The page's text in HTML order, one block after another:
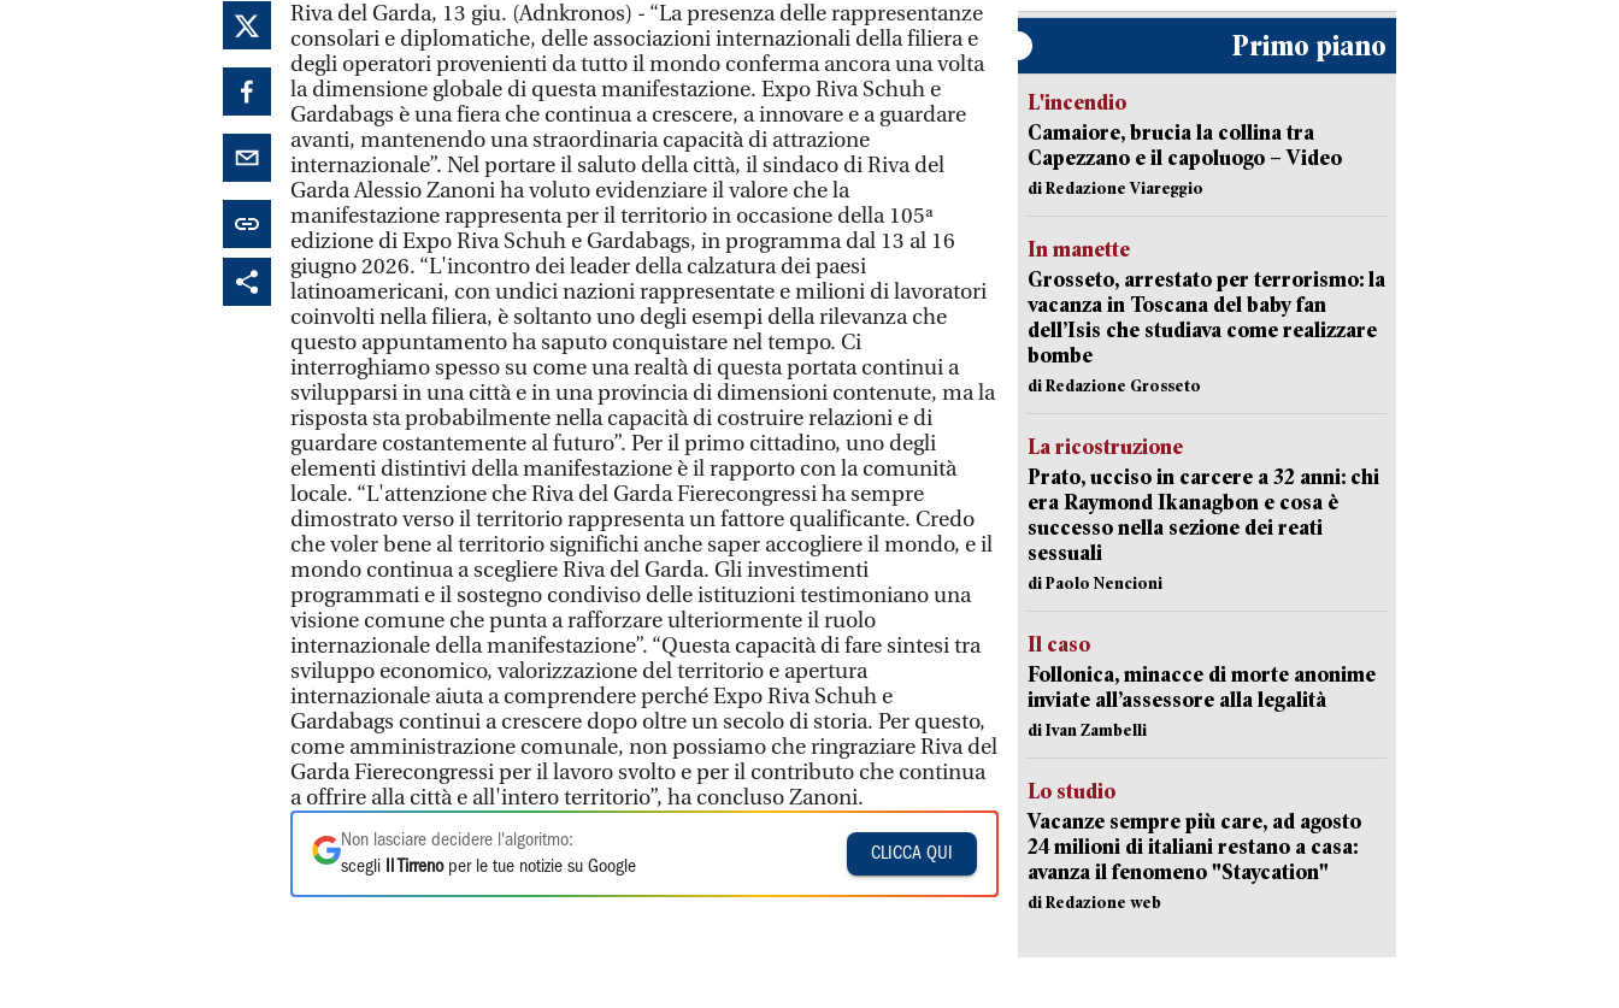
Riva del Garda, 13 giu. (Adnkronos) - “La presenza delle rappresentanze
consolari e diplomatiche, delle associazioni internazionali della filiera e
degli operatori provenienti da tutto il mondo conferma ancora una volta
la dimensione globale di questa manifestazione. Expo Riva Schuh e
Gardabags è una fiera che continua a crescere, a innovare e a guardare
avanti, mantenendo una straordinaria capacità di attrazione
internazionale”. Nel portare il saluto della città, il sindaco di Riva del
Garda Alessio Zanoni ha voluto evidenziare il valore che la
manifestazione rappresenta per il territorio in occasione della 105ª
edizione di Expo Riva Schuh e Gardabags, in programma dal 13 al 16
giugno 2026. “L'incontro dei leader della calzatura dei paesi
latinoamericani, con undici nazioni rappresentate e milioni di lavoratori
coinvolti nella filiera, è soltanto uno degli esempi della rilevanza che
questo appuntamento ha saputo conquistare nel tempo. Ci
interroghiamo spesso su come una realtà di questa portata continui a
svilupparsi in una città e in una provincia di dimensioni contenute, ma la
risposta sta probabilmente nella capacità di costruire relazioni e di
guardare costantemente al futuro”. Per il primo cittadino, uno degli
elementi distintivi della manifestazione è il rapporto con la comunità
locale. “L'attenzione che Riva del Garda Fierecongressi ha sempre
dimostrato verso il territorio rappresenta un fattore qualificante. Credo
che voler bene al territorio significhi anche saper accogliere il mondo, e il
mondo continua a scegliere Riva del Garda. Gli investimenti
programmati e il sostegno condiviso delle istituzioni testimoniano una
visione comune che punta a rafforzare ulteriormente il ruolo
internazionale della manifestazione”. “Questa capacità di fare sintesi tra
sviluppo economico, valorizzazione del territorio e apertura
internazionale aiuta a comprendere perché Expo Riva Schuh e
Gardabags continui a crescere dopo oltre un secolo di storia. Per questo,
come amministrazione comunale, non possiamo che ringraziare Riva del
Garda Fierecongressi per il lavoro svolto e per il contributo che continua
a offrire alla città e all'intero territorio”, ha concluso Zanoni.
Non lasciare decidere l'algoritmo:
scegli
Il Tirrenoper le tue notizie su Google
CLICCA QUI
Primo piano
L'incendio
Camaiore, brucia la collina tra
Capezzano e il capoluogo – Video
di Redazione Viareggio
In manette
Grosseto, arrestato per terrorismo: la
vacanza in Toscana del baby fan
dell’Isis che studiava come realizzare
bombe
di Redazione Grosseto
La ricostruzione
Prato, ucciso in carcere a 32 anni: chi
era Raymond Ikanagbon e cosa è
successo nella sezione dei reati
sessuali
di Paolo Nencioni
Il caso
Follonica, minacce di morte anonime
inviate all’assessore alla legalità
di Ivan Zambelli
Lo studio
Vacanze sempre più care, ad agosto
24 milioni di italiani restano a casa:
avanza il fenomeno "Staycation"
di Redazione web